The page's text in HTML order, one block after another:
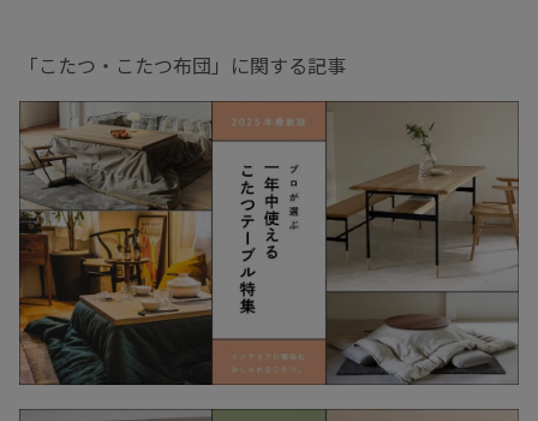
「こたつ・こたつ布団」に関する記事